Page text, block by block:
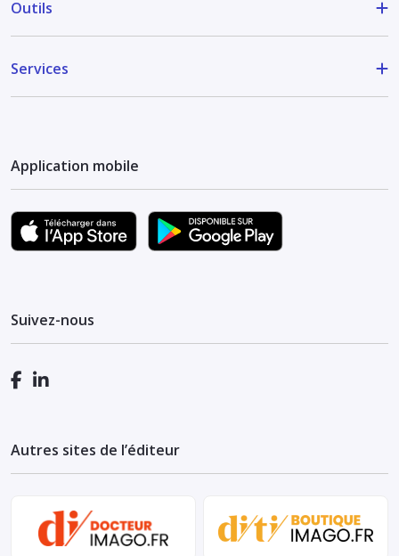
Outils
Services
Application mobile
Suivez-nous
Autres sites de l’éditeur